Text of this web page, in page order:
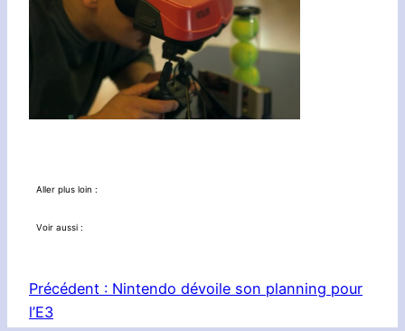
Aller plus loin :
Voir aussi :
Précédent : Nintendo dévoile son planning pour
l’E3